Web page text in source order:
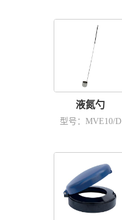
液氮勺
型号：MVE10/D